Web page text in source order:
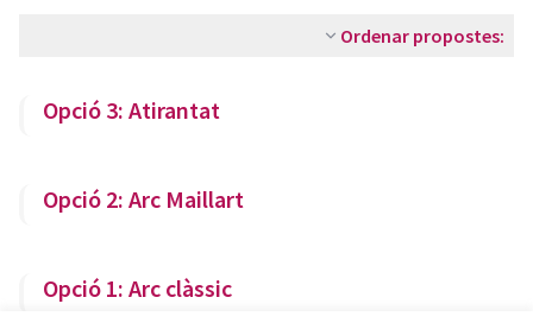
Ordenar propostes:
Opció 3: Atirantat
Opció 2: Arc Maillart
Opció 1: Arc clàssic